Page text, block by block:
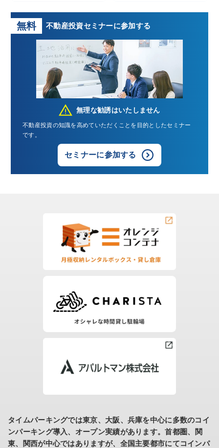
無料 不動産投資セミナーに参加する
無理な勧誘はいたしません
不動産投資の知識を高めていただくことを目的としたセミナー
です。
セミナーに参加する
タイムパーキングでは東京、大阪、兵庫を中心に多数のコイ
ンパーキング導入、オープン実績があります。首都圏、関
東、関西が中心ではありますが、全国主要都市にてコインパ